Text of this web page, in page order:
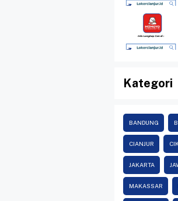
Kategori
BANDUNG
CIANJUR
JAKARTA
MAKASSAR